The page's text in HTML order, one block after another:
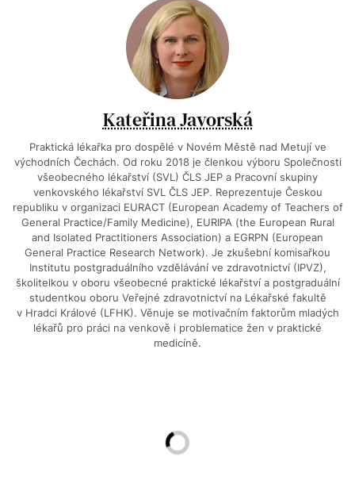
Kateřina Javorská
Praktická lékařka pro dospělé v Novém Městě nad Metují ve
východních Čechách. Od roku 2018 je členkou výboru Společnosti
všeobecného lékařství (SVL) ČLS JEP a Pracovní skupiny
venkovského lékařství SVL ČLS JEP. Reprezentuje Českou
republiku v organizaci EURACT (European Academy of Teachers of
General Practice/Family Medicine), EURIPA (the European Rural
and Isolated Practitioners Association) a EGRPN (European
General Practice Research Network). Je zkušební komisařkou
Institutu postgraduálního vzdělávání ve zdravotnictví (IPVZ),
školitelkou v oboru všeobecné praktické lékařství a postgraduální
studentkou oboru Veřejné zdravotnictví na Lékařské fakultě
v Hradci Králové (LFHK). Věnuje se motivačním faktorům mladých
lékařů pro práci na venkově i problematice žen v praktické
medicíně.